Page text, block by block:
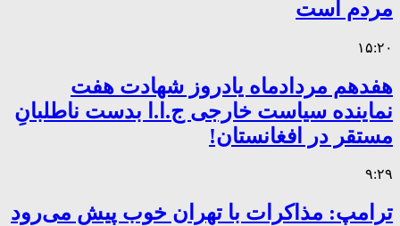
مردم است
۱۵:۲۰
هفدهم مردادماه یادروز شهادت هفت
نماینده سیاست خارجی ج.ا.ا بدست ناطلبانِ
مستقر در افغانستان!
۹:۲۹
ترامپ: مذاکرات با تهران خوب پیش می‌رود